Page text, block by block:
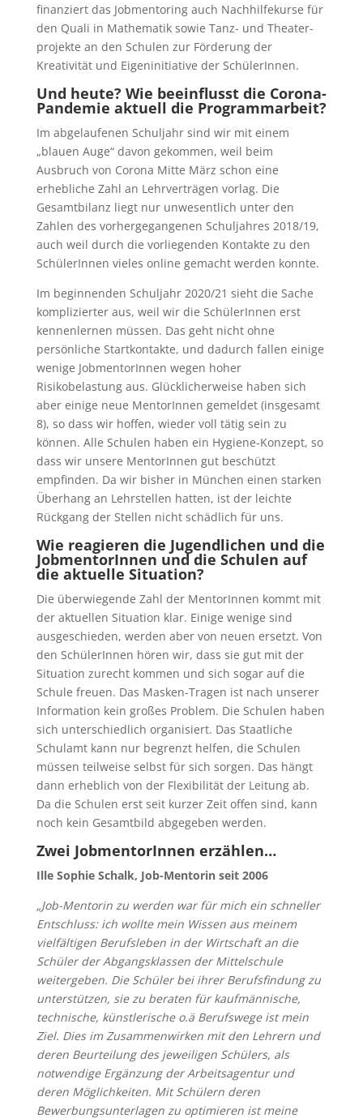
finanziert das Jobmentoring auch Nachhilfekurse für
den Quali in Mathematik sowie Tanz- und Theater-
projekte an den Schulen zur Förderung der
Kreativität und Eigeninitiative der SchülerInnen.
Und heute? Wie beeinflusst die Corona-
Pandemie aktuell die Programmarbeit?
Im abgelaufenen Schuljahr sind wir mit einem
„blauen Auge“ davon gekommen, weil beim
Ausbruch von Corona Mitte März schon eine
erhebliche Zahl an Lehrverträgen vorlag. Die
Gesamtbilanz liegt nur unwesentlich unter den
Zahlen des vorhergegangenen Schuljahres 2018/19,
auch weil durch die vorliegenden Kontakte zu den
SchülerInnen vieles online gemacht werden konnte.
Im beginnenden Schuljahr 2020/21 sieht die Sache
komplizierter aus, weil wir die SchülerInnen erst
kennenlernen müssen. Das geht nicht ohne
persönliche Startkontakte, und dadurch fallen einige
wenige JobmentorInnen wegen hoher
Risikobelastung aus. Glücklicherweise haben sich
aber einige neue MentorInnen gemeldet (insgesamt
8), so dass wir hoffen, wieder voll tätig sein zu
können. Alle Schulen haben ein Hygiene-Konzept, so
dass wir unsere MentorInnen gut beschützt
empfinden. Da wir bisher in München einen starken
Überhang an Lehrstellen hatten, ist der leichte
Rückgang der Stellen nicht schädlich für uns.
Wie reagieren die Jugendlichen und die
JobmentorInnen und die Schulen auf
die aktuelle Situation?
Die überwiegende Zahl der MentorInnen kommt mit
der aktuellen Situation klar. Einige wenige sind
ausgeschieden, werden aber von neuen ersetzt. Von
den SchülerInnen hören wir, dass sie gut mit der
Situation zurecht kommen und sich sogar auf die
Schule freuen. Das Masken-Tragen ist nach unserer
Information kein großes Problem. Die Schulen haben
sich unterschiedlich organisiert. Das Staatliche
Schulamt kann nur begrenzt helfen, die Schulen
müssen teilweise selbst für sich sorgen. Das hängt
dann erheblich von der Flexibilität der Leitung ab.
Da die Schulen erst seit kurzer Zeit offen sind, kann
noch kein Gesamtbild abgegeben werden.
Zwei JobmentorInnen erzählen…
Ille Sophie Schalk, Job-Mentorin seit 2006
„Job-Mentorin zu werden war für mich ein schneller
Entschluss: ich wollte mein Wissen aus meinem
vielfältigen Berufsleben in der Wirtschaft an die
Schüler der Abgangsklassen der Mittelschule
weitergeben. Die Schüler bei ihrer Berufsfindung zu
unterstützen, sie zu beraten für kaufmännische,
technische, künstlerische o.ä Berufswege ist mein
Ziel. Dies im Zusammenwirken mit den Lehrern und
deren Beurteilung des jeweiligen Schülers, als
notwendige Ergänzung der Arbeitsagentur und
deren Möglichkeiten. Mit Schülern deren
Bewerbungsunterlagen zu optimieren ist meine